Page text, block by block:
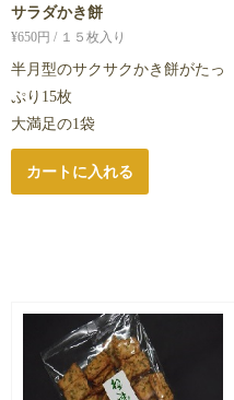
サラダかき餅
¥650円 / １５枚入り
半月型のサクサクかき餅がたっ
ぷり15枚
大満足の1袋
カートに入れる